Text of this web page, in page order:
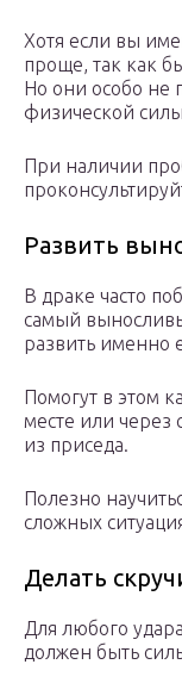
Хотя если вы
проще, так как
Но они особо не
физической
При наличии
Развить
В драке часто
самый
развить именно
Помогут в этом
месте или через
из приседа.
Полезно
сложных
Делать
Для любого
должен быть